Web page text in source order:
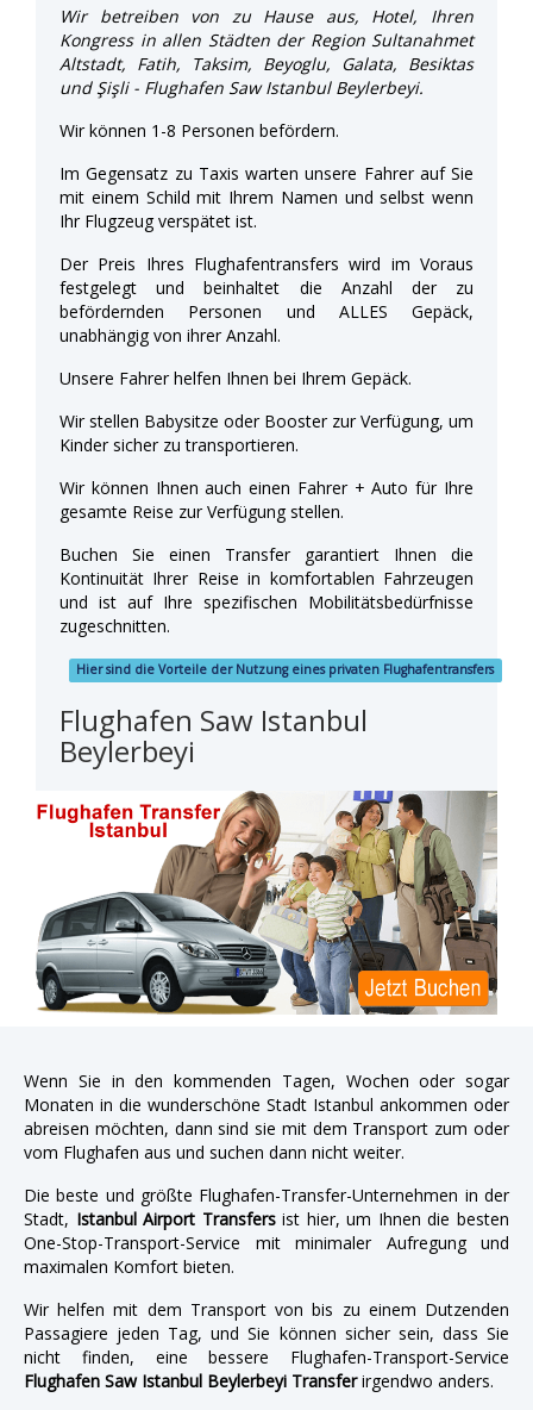
Wir betreiben von zu Hause aus, Hotel, Ihren
Kongress in allen Städten der Region Sultanahmet
Altstadt, Fatih, Taksim, Beyoglu, Galata, Besiktas
und Şişli - Flughafen Saw Istanbul Beylerbeyi.
Wir können 1-8 Personen befördern.
Im Gegensatz zu Taxis warten unsere Fahrer auf Sie
mit einem Schild mit Ihrem Namen und selbst wenn
Ihr Flugzeug verspätet ist.
Der Preis Ihres Flughafentransfers wird im Voraus
festgelegt und beinhaltet die Anzahl der zu
befördernden Personen und ALLES Gepäck,
unabhängig von ihrer Anzahl.
Unsere Fahrer helfen Ihnen bei Ihrem Gepäck.
Wir stellen Babysitze oder Booster zur Verfügung, um
Kinder sicher zu transportieren.
Wir können Ihnen auch einen Fahrer + Auto für Ihre
gesamte Reise zur Verfügung stellen.
Buchen Sie einen Transfer garantiert Ihnen die
Kontinuität Ihrer Reise in komfortablen Fahrzeugen
und ist auf Ihre spezifischen Mobilitätsbedürfnisse
zugeschnitten.
Hier sind die Vorteile der Nutzung eines privaten Flughafentransfers
Flughafen Saw Istanbul
Beylerbeyi
Wenn Sie in den kommenden Tagen, Wochen oder sogar
Monaten in die wunderschöne Stadt Istanbul ankommen oder
abreisen möchten, dann sind sie mit dem Transport zum oder
vom Flughafen aus und suchen dann nicht weiter.
Die beste und größte Flughafen-Transfer-Unternehmen in der
Stadt, Istanbul Airport Transfersist hier, um Ihnen die besten
One-Stop-Transport-Service mit minimaler Aufregung und
maximalen Komfort bieten.
Wir helfen mit dem Transport von bis zu einem Dutzenden
Passagiere jeden Tag, und Sie können sicher sein, dass Sie
nicht finden, eine bessere Flughafen-Transport-Service
Flughafen Saw Istanbul Beylerbeyi Transferirgendwo anders.